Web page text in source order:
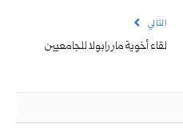
التالي
لقاء أخوية مار رابولا للجامعيين